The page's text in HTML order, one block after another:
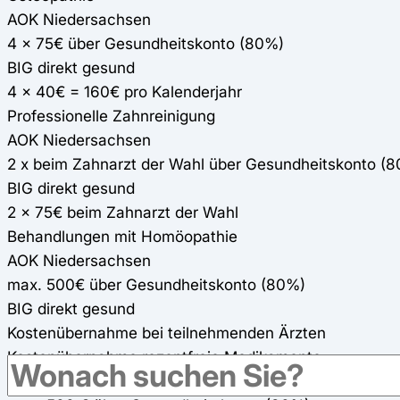
AOK Niedersachsen
4 x 75€ über Gesundheitskonto (80%)
BIG direkt gesund
4 x 40€ = 160€ pro Kalenderjahr
Professionelle Zahnreinigung
AOK Niedersachsen
2 x beim Zahnarzt der Wahl über Gesundheitskonto
BIG direkt gesund
2 x 75€ beim Zahnarzt der Wahl
Behandlungen mit Homöopathie
AOK Niedersachsen
max. 500€ über Gesundheitskonto (80%)
BIG direkt gesund
Kostenübernahme bei teilnehmenden Ärzten
Kostenübernahme rezeptfreie Medikamente
AOK Niedersachsen